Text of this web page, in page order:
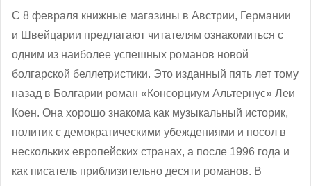
С 8 февраля книжные магазины в Австрии, Германии
и Швейцарии предлагают читателям ознакомиться с
одним из наиболее успешных романов новой
болгарской беллетристики. Это изданный пять лет тому
назад в Болгарии роман «Консорциум Альтернус» Леи
Коен. Она хорошо знакома как музыкальный историк,
политик с демократическими убеждениями и посол в
нескольких европейских странах, а после 1996 года и
как писатель приблизительно десяти романов. В